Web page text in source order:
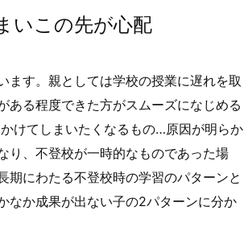
いこの先が心配
ます。親としては学校の授業に遅れを取
ある程度できた方がスムーズになじめる
けてしまいたくなるもの…原因が明らか
り、不登校が一時的なものであった場
期にわたる不登校時の学習のパターンと
なか成果が出ない子の2パターンに分か